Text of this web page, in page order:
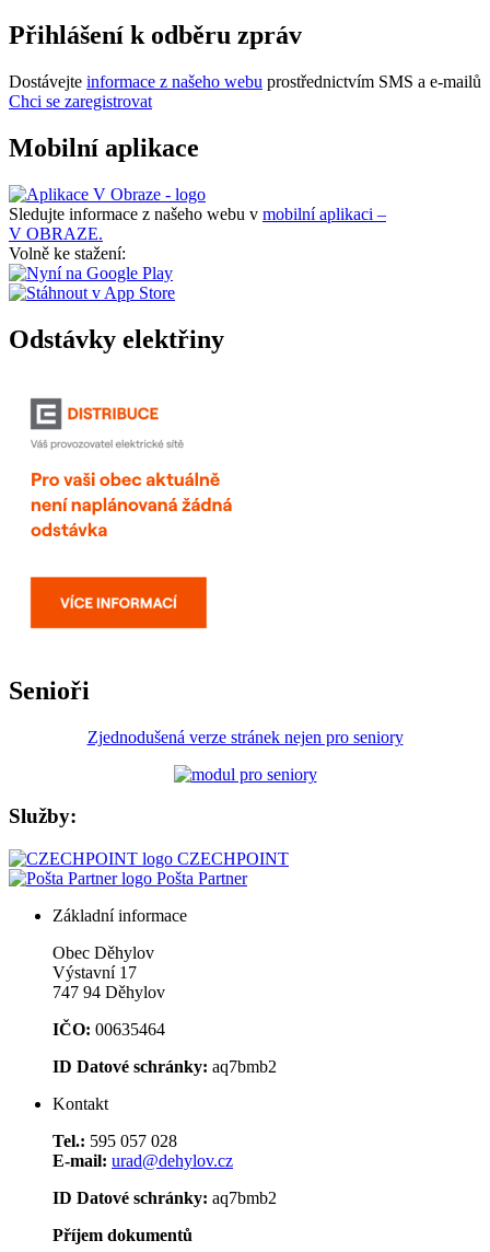
Přihlášení k odběru zpráv
Dostávejte informace z našeho webu prostřednictvím SMS a e-mailů
Chci se zaregistrovat
Mobilní aplikace
Sledujte informace z našeho webu v mobilní aplikaci –
V OBRAZE.
Volně ke stažení:
Odstávky elektřiny
Senioři
Zjednodušená verze stránek nejen pro seniory
Služby:
CZECHPOINT
Pošta Partner
Základní informace
Obec Děhylov
Výstavní 17
747 94 Děhylov
IČO: 00635464
ID Datové schránky: aq7bmb2
Kontakt
Tel.: 595 057 028
E-mail: urad@dehylov.cz
ID Datové schránky: aq7bmb2
Příjem dokumentů